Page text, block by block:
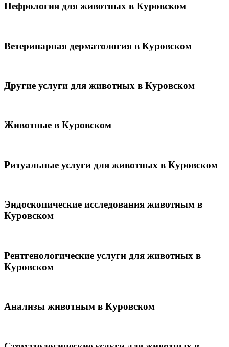
Нефрология для животных в Куровском
Ветеринарная дерматология в Куровском
Другие услуги для животных в Куровском
Животные в Куровском
Ритуальные услуги для животных в Куровском
Эндоскопические исследования животным в
Куровском
Рентгенологические услуги для животных в
Куровском
Анализы животным в Куровском